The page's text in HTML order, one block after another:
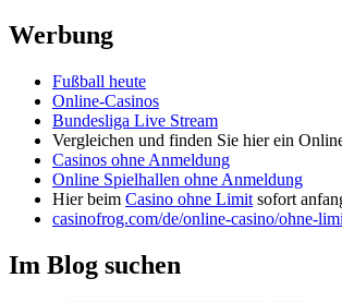
Werbung
Fußball heute
Online-Casinos
Bundesliga Live Stream
Vergleichen und finden Sie hier ein
Casinos ohne Anmeldung
Online Spielhallen ohne Anmeldung
Hier beim Casino ohne Limit sofort
casinofrog.com/de/online-casino/ohne-
Im Blog suchen